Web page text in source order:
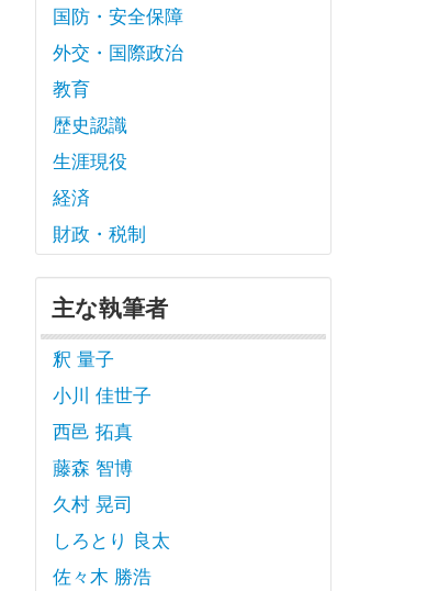
国防・安全保障
外交・国際政治
教育
歴史認識
生涯現役
経済
財政・税制
主な執筆者
釈 量子
小川 佳世子
西邑 拓真
藤森 智博
久村 晃司
しろとり 良太
佐々木 勝浩